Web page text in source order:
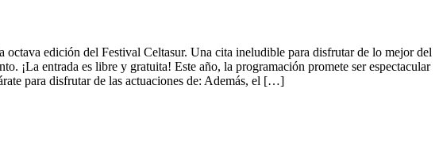
edición del Festival Celtasur. Una cita ineludible para disfrutar de lo mejor del
¡La entrada es libre y gratuita! Este año, la programación promete ser espectacular
para disfrutar de las actuaciones de: Además, el […]